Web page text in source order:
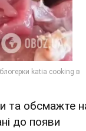
та обсмажте
до появи